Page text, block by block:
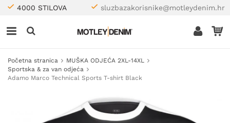
4000 STILOVA sluzbazakorisnike@motleydenim.hr
Početna stranica
MUŠKA ODJEĆA 2XL-14XL
Sportska & za van odjeća
Adamo Marco Technical Sports T-shirt Black